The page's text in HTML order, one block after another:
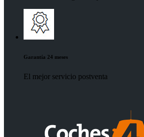
Garantía 24 meses
El mejor servicio postventa